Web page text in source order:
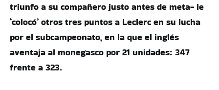
triunfo a su compañero justo antes de meta- le
‘colocó’ otros tres puntos a Leclerc en su lucha
por el subcampeonato, en la que el inglés
aventaja al monegasco por 21 unidades: 347
frente a 323.